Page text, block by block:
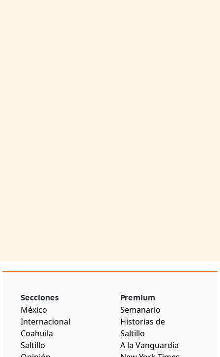
Secciones
México
Internacional
Coahuila
Saltillo
Premium
Semanario
Historias de
Saltillo
A la Vanguardia